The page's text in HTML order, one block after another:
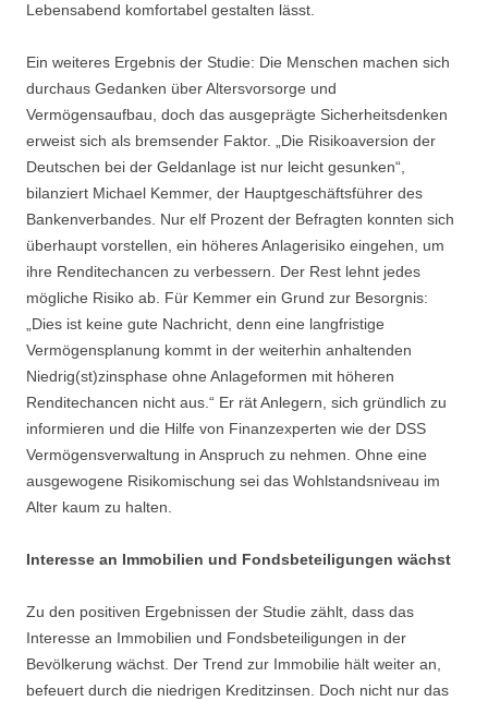
Lebensabend komfortabel gestalten lässt.
Ein weiteres Ergebnis der Studie: Die Menschen machen sich
durchaus Gedanken über Altersvorsorge und
Vermögensaufbau, doch das ausgeprägte Sicherheitsdenken
erweist sich als bremsender Faktor. „Die Risikoaversion der
Deutschen bei der Geldanlage ist nur leicht gesunken“,
bilanziert Michael Kemmer, der Hauptgeschäftsführer des
Bankenverbandes. Nur elf Prozent der Befragten konnten sich
überhaupt vorstellen, ein höheres Anlagerisiko eingehen, um
ihre Renditechancen zu verbessern. Der Rest lehnt jedes
mögliche Risiko ab. Für Kemmer ein Grund zur Besorgnis:
„Dies ist keine gute Nachricht, denn eine langfristige
Vermögensplanung kommt in der weiterhin anhaltenden
Niedrig(st)zinsphase ohne Anlageformen mit höheren
Renditechancen nicht aus.“ Er rät Anlegern, sich gründlich zu
informieren und die Hilfe von Finanzexperten wie der DSS
Vermögensverwaltung in Anspruch zu nehmen. Ohne eine
ausgewogene Risikomischung sei das Wohlstandsniveau im
Alter kaum zu halten.
Interesse an Immobilien und Fondsbeteiligungen wächst
Zu den positiven Ergebnissen der Studie zählt, dass das
Interesse an Immobilien und Fondsbeteiligungen in der
Bevölkerung wächst. Der Trend zur Immobilie hält weiter an,
befeuert durch die niedrigen Kreditzinsen. Doch nicht nur das